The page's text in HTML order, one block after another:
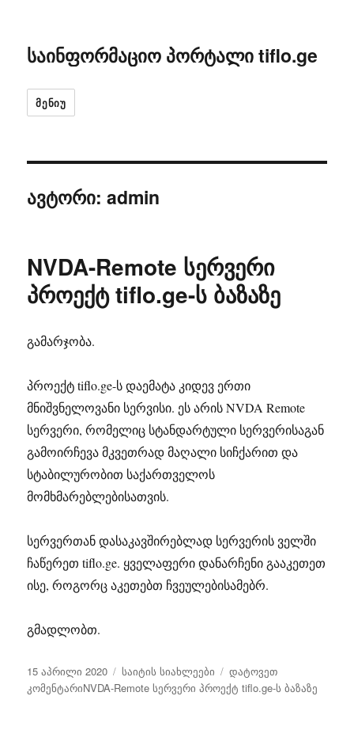
საინფორმაციო პორტალი tiflo.ge
ᲛᲔᲜᲘᲣ
ავტორი:admin
NVDA-Remote სერვერი
პროექტ tiflo.ge-ს ბაზაზე
გამარჯობა.
პროექტ tiflo.ge-ს დაემატა კიდევ ერთი
მნიშვნელოვანი სერვისი. ეს არის NVDA Remote
სერვერი, რომელიც სტანდარტული სერვერისაგან
გამოირჩევა მკვეთრად მაღალი სიჩქარით და
სტაბილურობით საქართველოს
მომხმარებლებისათვის.
სერვერთან დასაკავშირებლად სერვერის ველში
ჩაწერეთ tiflo.ge. ყველაფერი დანარჩენი გააკეთეთ
ისე, როგორც აკეთებთ ჩვეულებისამებრ.
გმადლობთ.
გამოქვეყნებულია:
15 აპრილი 2020 კატეგორიები
საიტის სიახლეები
დატოვეთ
კომენტარიNVDA-Remote სერვერი პროექტ tiflo.ge-ს ბაზაზე